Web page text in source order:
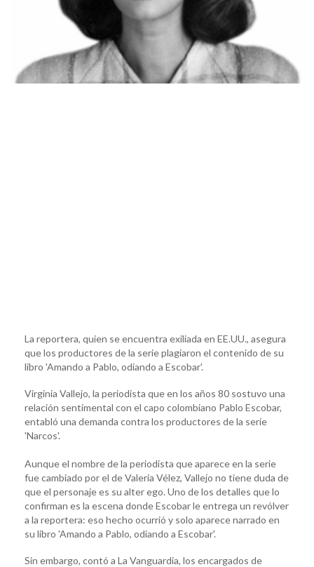
La reportera, quien se encuentra exiliada en EE.UU., asegura
que los productores de la serie plagiaron el contenido de su
libro 'Amando a Pablo, odiando a Escobar'.
Virginia Vallejo, la periodista que en los años 80 sostuvo una
relación sentimental con el capo colombiano Pablo Escobar,
entabló una demanda contra los productores de la serie
'Narcos'.
Aunque el nombre de la periodista que aparece en la serie
fue cambiado por el de Valeria Vélez, Vallejo no tiene duda de
que el personaje es su alter ego. Uno de los detalles que lo
confirman es la escena donde Escobar le entrega un revólver
a la reportera: eso hecho ocurrió y solo aparece narrado en
su libro 'Amando a Pablo, odiando a Escobar'.
Sin embargo, contó a La Vanguardia, los encargados de